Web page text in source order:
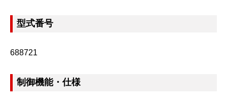
型式番号
688721
制御機能・仕様